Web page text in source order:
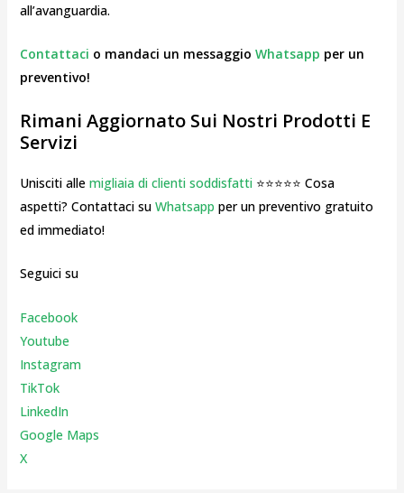
all’avanguardia.
Contattaci o mandaci un messaggio Whatsapp per un
preventivo!
Rimani Aggiornato Sui Nostri Prodotti E
Servizi
Unisciti alle migliaia di clienti soddisfatti⭐⭐⭐⭐⭐ Cosa
aspetti? Contattaci su Whatsapp per un preventivo gratuito
ed immediato!
Seguici su
Facebook
Youtube
Instagram
TikTok
LinkedIn
Google Maps
X